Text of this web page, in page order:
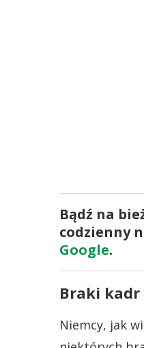
Bądź na
codzienny
Google.
Braki kadr
Niemcy, jak